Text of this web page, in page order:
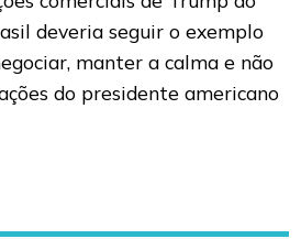
deveria seguir o exemplo
manter a calma e não
do presidente americano